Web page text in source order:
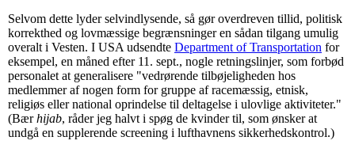
Selvom dette lyder selvindlysende, så gør overdreven tillid, politisk
korrekthed og lovmæssige begrænsninger en sådan tilgang umulig
overalt i Vesten. I USA udsendte Department of Transportation for
eksempel, en måned efter 11. sept., nogle retningslinjer, som forbød
personalet at generalisere "vedrørende tilbøjeligheden hos
medlemmer af nogen form for gruppe af racemæssig, etnisk,
religiøs eller national oprindelse til deltagelse i ulovlige aktiviteter."
(Bærhijab, råder jeg halvt i spøg de kvinder til, som ønsker at
undgå en supplerende screening i lufthavnens sikkerhedskontrol.)